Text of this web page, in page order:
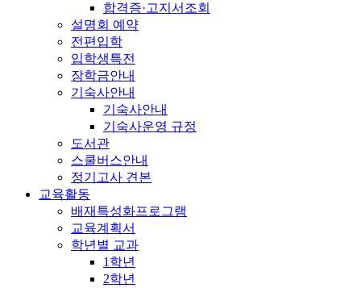
합격증·고지서조회
설명회 예약
전편입학
입학생특전
장학금안내
기숙사안내
기숙사안내
기숙사운영 규정
도서관
스쿨버스안내
정기고사 견본
교육활동
배재특성화프로그램
교육계획서
학년별 교과
1학년
2학년